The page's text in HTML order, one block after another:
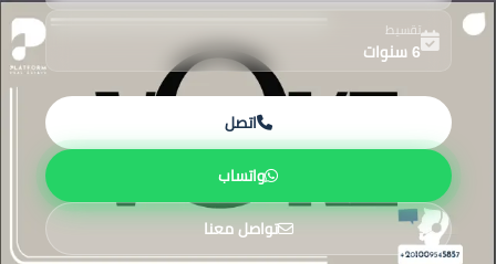
تقسيط
6 سنوات
اتصل
واتساب
تواصل معنا